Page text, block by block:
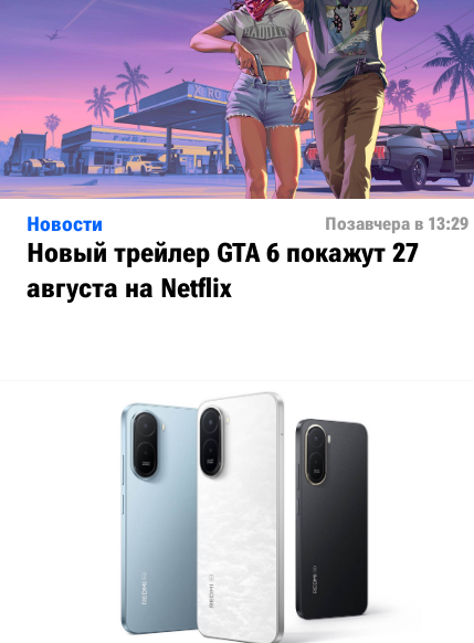
Новости Позавчера в 13:29
Новый трейлер GTA 6 покажут 27
августа на Netflix